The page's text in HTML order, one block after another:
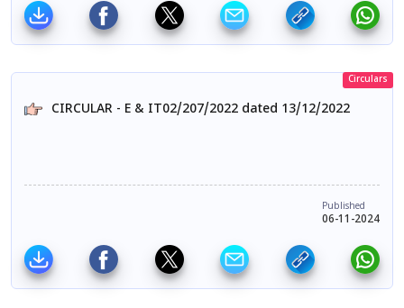
Circulars
CIRCULAR - E & IT02/207/2022 dated 13/12/2022
Published
06-11-2024